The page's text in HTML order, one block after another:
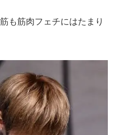
も筋肉フェチにはたまり